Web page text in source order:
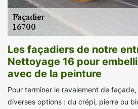
Les façadiers de notre
Nettoyage 16 pour
avec de la peinture
Pour terminer le ravalement de
diverses options : du crépi, pierre ou